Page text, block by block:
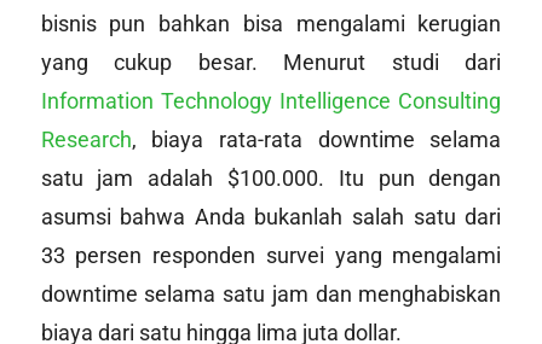
bisnis pun bahkan bisa mengalami kerugian
yang cukup besar. Menurut studi dari
Information Technology Intelligence Consulting
Research, biaya rata-rata downtime selama
satu jam adalah $100.000. Itu pun dengan
asumsi bahwa Anda bukanlah salah satu dari
33 persen responden survei yang mengalami
downtime selama satu jam dan menghabiskan
biaya dari satu hingga lima juta dollar.